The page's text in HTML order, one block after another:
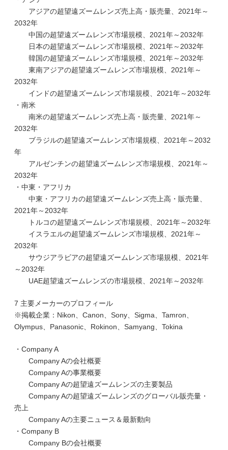
アジアの超望遠ズームレンズ売上高・販売量、2021年～
2032年
中国の超望遠ズームレンズ市場規模、2021年～2032年
日本の超望遠ズームレンズ市場規模、2021年～2032年
韓国の超望遠ズームレンズ市場規模、2021年～2032年
東南アジアの超望遠ズームレンズ市場規模、2021年～
2032年
インドの超望遠ズームレンズ市場規模、2021年～2032年
・南米
南米の超望遠ズームレンズ売上高・販売量、2021年～
2032年
ブラジルの超望遠ズームレンズ市場規模、2021年～2032
年
アルゼンチンの超望遠ズームレンズ市場規模、2021年～
2032年
・中東・アフリカ
中東・アフリカの超望遠ズームレンズ売上高・販売量、
2021年～2032年
トルコの超望遠ズームレンズ市場規模、2021年～2032年
イスラエルの超望遠ズームレンズ市場規模、2021年～
2032年
サウジアラビアの超望遠ズームレンズ市場規模、2021年
～2032年
UAE超望遠ズームレンズの市場規模、2021年～2032年
7 主要メーカーのプロフィール
※掲載企業：Nikon、Canon、Sony、Sigma、Tamron、
Olympus、Panasonic、Rokinon、Samyang、Tokina
・Company A
Company Aの会社概要
Company Aの事業概要
Company Aの超望遠ズームレンズの主要製品
Company Aの超望遠ズームレンズのグローバル販売量・
売上
Company Aの主要ニュース＆最新動向
・Company B
Company Bの会社概要